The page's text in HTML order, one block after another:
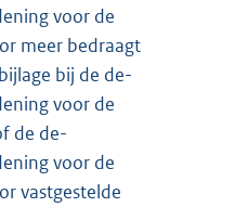
voor de
meer bedraagt
bij de de-
voor de
de de-
voor de
vastgestelde